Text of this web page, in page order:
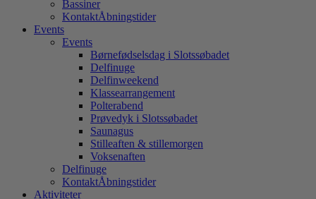
Bassiner
KontaktÅbningstider
Events
Events
Børnefødselsdag i Slotssøbadet
Delfinuge
Delfinweekend
Klassearrangement
Polterabend
Prøvedyk i Slotssøbadet
Saunagus
Stilleaften & stillemorgen
Voksenaften
Delfinuge
KontaktÅbningstider
Aktiviteter